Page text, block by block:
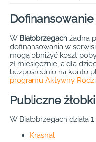
W Białobrzegach żadna
dofinansowania w
mogą obniżyć koszt
zł miesięcznie, a dla
bezpośrednio na konto
programu Aktywny
Publiczne
W Białobrzegach działa 1
Krasnal